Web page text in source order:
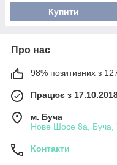
Купити
Про нас
98% позитивних з 127
Працює з
м. Буча
Нове Шосе 8а, Буча,
Контакти